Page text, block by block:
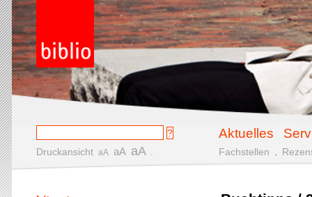
Aktuelles
Druckansicht aA aA aA Fachstellen